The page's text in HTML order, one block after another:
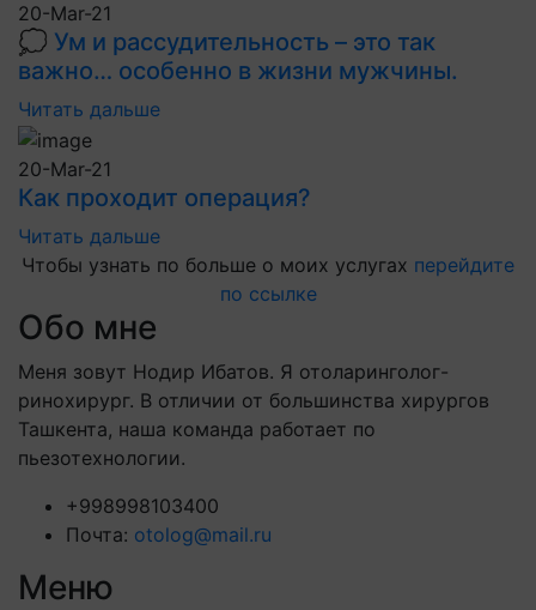
20-Mar-21
💭 Ум и рассудительность – это так
важно… особенно в жизни мужчины.
Читать дальше
20-Mar-21
Как проходит операция?
Читать дальше
Чтобы узнать по больше о моих услугах перейдите
по ссылке
Обо мне
Меня зовут Нодир Ибатов. Я отоларинголог-
ринохирург. В отличии от большинства хирургов
Ташкента, наша команда работает по
пьезотехнологии.
+998998103400
Почта: otolog@mail.ru
Меню